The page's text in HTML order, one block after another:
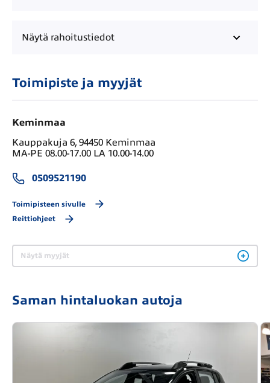
Näytä rahoitustiedot
Toimipiste ja myyjät
Keminmaa
Kauppakuja 6, 94450 Keminmaa
MA-PE 08.00-17.00 LA 10.00-14.00
0509521190
Toimipisteen sivulle
Reittiohjeet
Näytä myyjät
Saman hintaluokan autoja